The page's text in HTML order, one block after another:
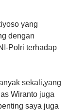
yang
dengan
Polri terhadap
sekali,yang
Wiranto juga
saya juga